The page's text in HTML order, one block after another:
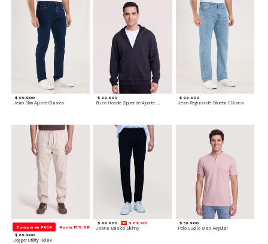
$ 99.900
Jean Slim Ajuste Clásico
$ 99.900 $ 99.900
Jean Regular de Silueta Clásica
Compra en PACK Hasta 15% Off
$ 89.900
Jogger Utility Relax
$ 99.900 $ 89.910
Jeans Básico Skinny
$ 59.900
Polo Cuello Mao Regular